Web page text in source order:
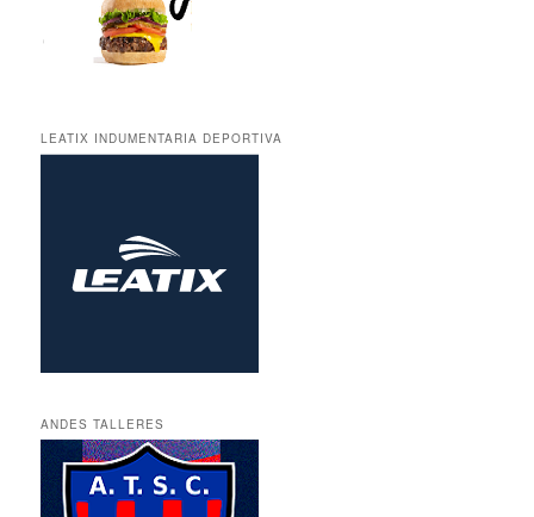
LEATIX INDUMENTARIA DEPORTIVA
ANDES TALLERES